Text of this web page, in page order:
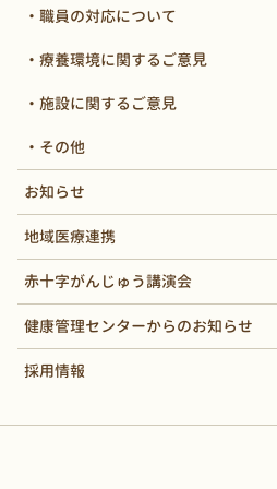
職員の対応について
療養環境に関するご意見
施設に関するご意見
その他
お知らせ
地域医療連携
赤十字がんじゅう講演会
健康管理センターからのお知らせ
採用情報